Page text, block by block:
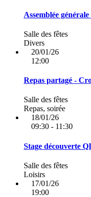
Assemblée
Salle des fêtes
Divers
20/01/26
12:00
Repas partagé -
Salle des fêtes
Repas, soirée
18/01/26
09:30 - 11:30
Stage découverte
Salle des fêtes
Loisirs
17/01/26
19:00